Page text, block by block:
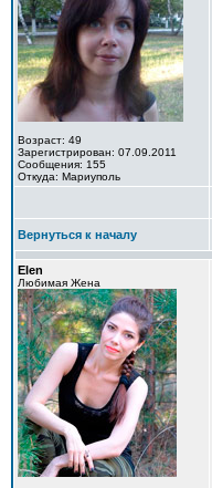
Возраст: 49
Зарегистрирован: 07.09.2011
Сообщения: 155
Откуда: Мариуполь
Вернуться к началу
Elen
Любимая Жена